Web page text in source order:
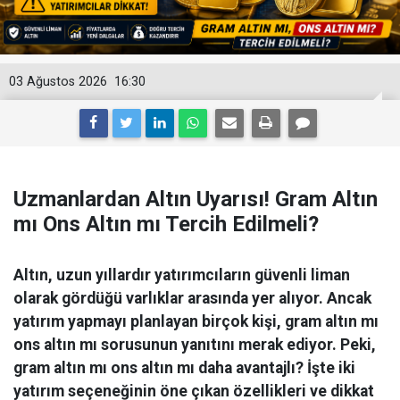
16:30
03 Ağustos 2026
Uzmanlardan Altın Uyarısı! Gram Altın
mı Ons Altın mı Tercih Edilmeli?
Altın, uzun yıllardır yatırımcıların güvenli liman
olarak gördüğü varlıklar arasında yer alıyor. Ancak
yatırım yapmayı planlayan birçok kişi, gram altın mı
ons altın mı sorusunun yanıtını merak ediyor. Peki,
gram altın mı ons altın mı daha avantajlı? İşte iki
yatırım seçeneğinin öne çıkan özellikleri ve dikkat